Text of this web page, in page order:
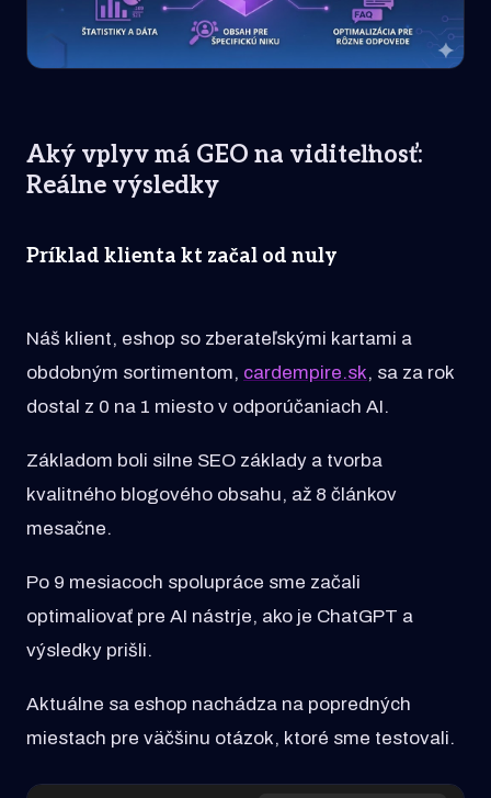
Aký vplyv má GEO na viditeľnosť:
Reálne výsledky
Príklad klienta kt začal od nuly
Náš klient, eshop so zberateľskými kartami a
obdobným sortimentom, cardempire.sk, sa za rok
dostal z 0 na 1 miesto v odporúčaniach AI.
Základom boli silne SEO základy a tvorba
kvalitného blogového obsahu, až 8 článkov
mesačne.
Po 9 mesiacoch spolupráce sme začali
optimaliovať pre AI nástrje, ako je ChatGPT a
výsledky prišli.
Aktuálne sa eshop nachádza na popredných
miestach pre väčšinu otázok, ktoré sme testovali.